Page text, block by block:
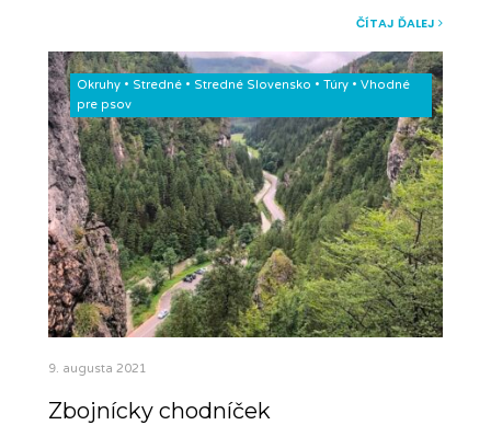
ČÍTAJ ĎALEJ
Okruhy • Stredné • Stredné Slovensko • Túry • Vhodné
pre psov
9. augusta 2021
Zbojnícky chodníček